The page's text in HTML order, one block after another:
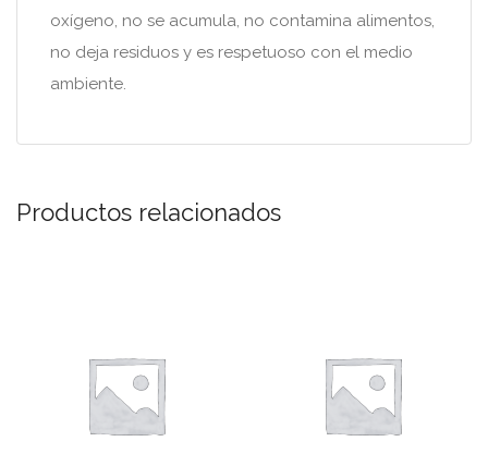
oxígeno, no se acumula, no contamina alimentos,
no deja residuos y es respetuoso con el medio
ambiente.
Productos relacionados